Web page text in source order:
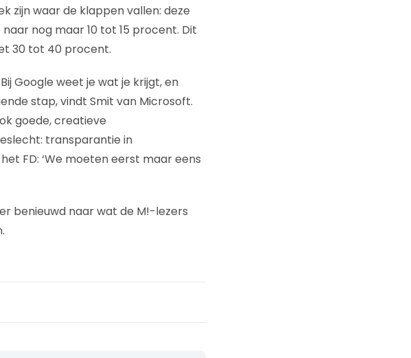
zijn waar de klappen vallen: deze
nog maar 10 tot 15 procent. Dit
30 tot 40 procent.
Google weet je wat je krijgt, en
stap, vindt Smit van Microsoft.
goede, creatieve
transparantie in
FD: ‘We moeten eerst maar eens
benieuwd naar wat de M!-lezers